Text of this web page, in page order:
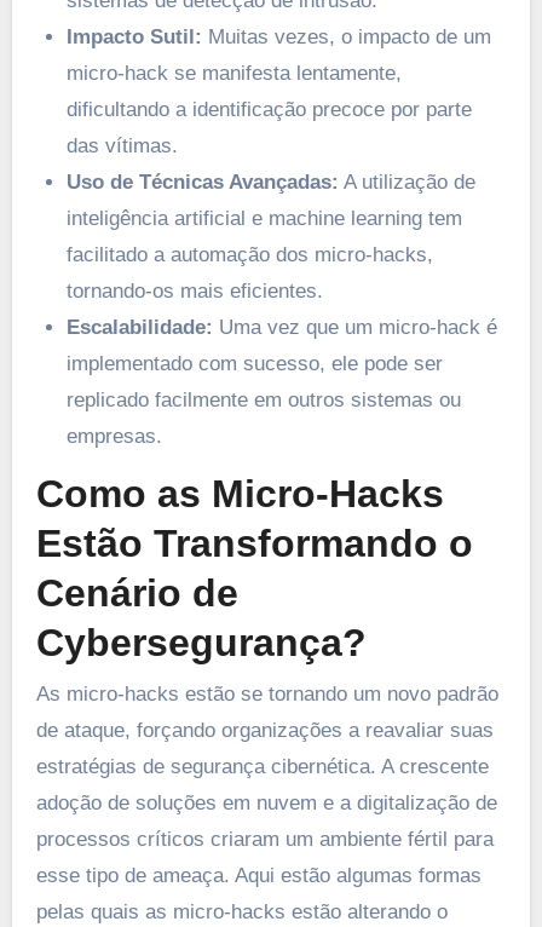
Impacto Sutil: Muitas vezes, o impacto de um
micro-hack se manifesta lentamente,
dificultando a identificação precoce por parte
das vítimas.
Uso de Técnicas Avançadas: A utilização de
inteligência artificial e machine learning tem
facilitado a automação dos micro-hacks,
tornando-os mais eficientes.
Escalabilidade: Uma vez que um micro-hack é
implementado com sucesso, ele pode ser
replicado facilmente em outros sistemas ou
empresas.
Como as Micro-Hacks
Estão Transformando o
Cenário de
Cybersegurança?
As micro-hacks estão se tornando um novo padrão
de ataque, forçando organizações a reavaliar suas
estratégias de segurança cibernética. A crescente
adoção de soluções em nuvem e a digitalização de
processos críticos criaram um ambiente fértil para
esse tipo de ameaça. Aqui estão algumas formas
pelas quais as micro-hacks estão alterando o